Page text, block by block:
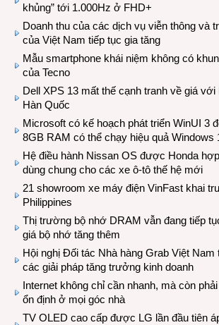
khủng” tới 1.000Hz ở FHD+
Doanh thu của các dịch vụ viễn thông và
của Việt Nam tiếp tục gia tăng
Mẫu smartphone khái niệm không có
của Tecno
Dell XPS 13 mất thế cạnh tranh về giá
Hàn Quốc
Microsoft có kế hoạch phát triển WinUI 3
8GB RAM có thể chạy hiệu quả Windows
Hệ điều hành Nissan OS được Honda
dùng chung cho các xe ô-tô thế hệ mới
21 showroom xe máy điện VinFast khai
Philippines
Thị trường bộ nhớ DRAM vẫn đang tiếp
giá bộ nhớ tăng thêm
Hội nghị Đối tác Nhà hàng Grab Việt
các giải pháp tăng trưởng kinh doanh
Internet không chỉ cần nhanh, mà còn
ổn định ở mọi góc nhà
TV OLED cao cấp được LG lần đầu tiên